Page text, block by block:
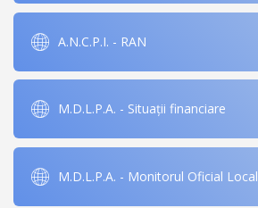
A.N.C.P.I. - RAN
M.D.L.P.A. - Situații financiare
M.D.L.P.A. - Monitorul Oficial Local